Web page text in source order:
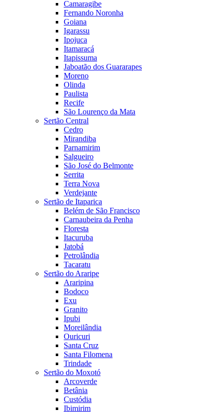
Camaragibe
Fernando Noronha
Goiana
Igarassu
Ipojuca
Itamaracá
Itapissuma
Jaboatão dos Guararapes
Moreno
Olinda
Paulista
Recife
São Lourenço da Mata
Sertão Central
Cedro
Mirandiba
Parnamirim
Salgueiro
São José do Belmonte
Serrita
Terra Nova
Verdejante
Sertão de Itaparica
Belém de São Francisco
Carnaubeira da Penha
Floresta
Itacuruba
Jatobá
Petrolândia
Tacaratu
Sertão do Araripe
Araripina
Bodoco
Exu
Granito
Ipubi
Moreilândia
Ouricuri
Santa Cruz
Santa Filomena
Trindade
Sertão do Moxotó
Arcoverde
Betânia
Custódia
Ibimirim